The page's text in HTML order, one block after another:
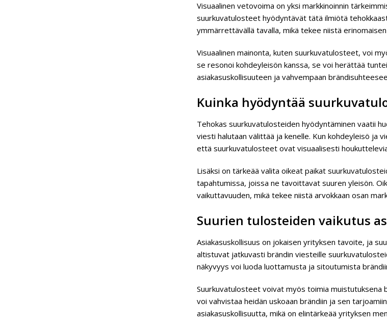
Visuaalinen vetovoima on yksi markkinoinnin
suurkuvatulosteet hyödyntävät tätä ilmiötä
ymmärrettävällä tavalla, mikä tekee niistä
Visuaalinen mainonta, kuten suurkuvatulosteet, voi
se resonoi kohdeyleisön kanssa, se voi herättää
asiakasuskollisuuteen ja vahvempaan
Kuinka hyödyntää
Tehokas suurkuvatulosteiden hyödyntäminen vaatii
viesti halutaan välittää ja kenelle. Kun kohdeyleisö ja
että suurkuvatulosteet ovat visuaalisesti
Lisäksi on tärkeää valita oikeat paikat
tapahtumissa, joissa ne tavoittavat suuren yleisön.
vaikuttavuuden, mikä tekee niistä arvokkaan osan
Suurien tulosteiden vaikutus
Asiakasuskollisuus on jokaisen yrityksen tavoite, ja
altistuvat jatkuvasti brändin viesteille
näkyvyys voi luoda luottamusta ja sitoutumista
Suurkuvatulosteet voivat myös toimia muistutuksena
voi vahvistaa heidän uskoaan brändiin ja sen
asiakasuskollisuutta, mikä on elintärkeää yrityksen